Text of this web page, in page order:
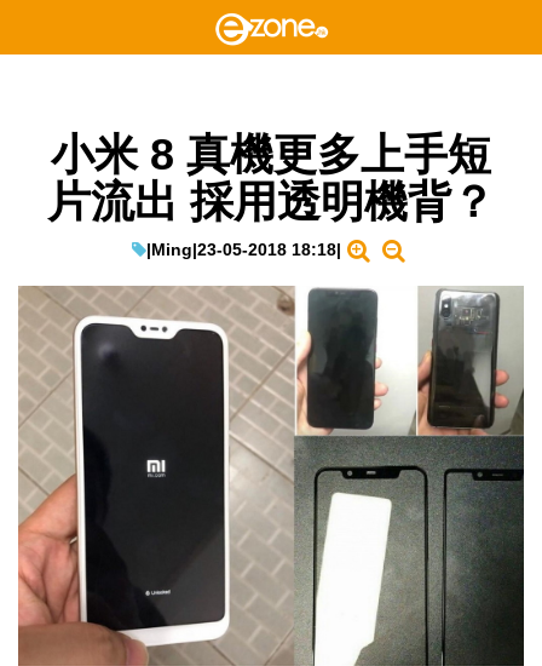
小米 8 真機更多上手短
片流出 採用透明機背？
|Ming|23-05-2018 18:18|